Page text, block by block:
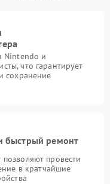
Nintendo и
что гарантирует
сохранение
быстрый ремонт
провести
в кратчайшие